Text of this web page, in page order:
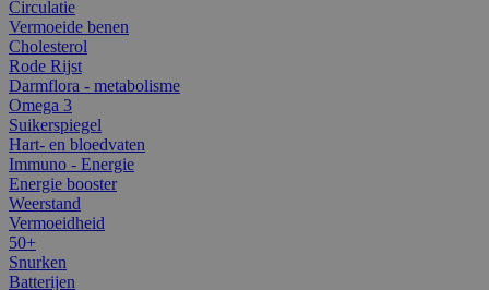
Circulatie
Vermoeide benen
Cholesterol
Rode Rijst
Darmflora - metabolisme
Omega 3
Suikerspiegel
Hart- en bloedvaten
Immuno - Energie
Energie booster
Weerstand
Vermoeidheid
50+
Snurken
Batterijen